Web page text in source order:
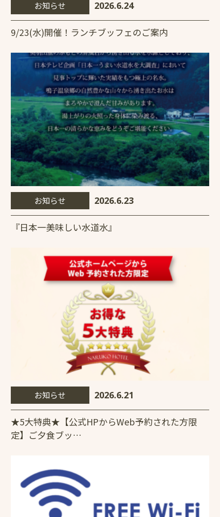
お知らせ 2026.6.24
9/23(水)開催！ランチブッフェのご案内
お知らせ 2026.6.23
『日本一美味しい水道水』
お知らせ 2026.6.21
★5大特典★【公式HPからWeb予約された方限
定】ご夕食ブッ…